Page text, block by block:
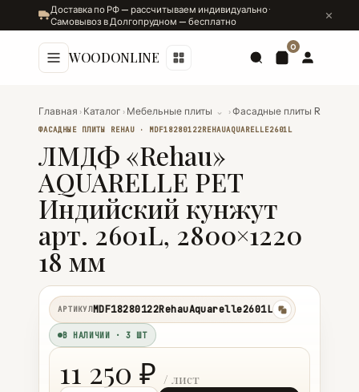
Доставка по РФ — рассчитываем индивидуально ·
Самовывоз в Долгопрудном — бесплатно
WOODONLINE
0
Главная › Каталог › Мебельные плиты ⌄ ›Фасадные плиты Rehau
ФАСАДНЫЕ ПЛИТЫ REHAU · MDF18280122REHAUAQUARELLE2601L
ЛМДФ «Rehau»
AQUARELLE PET
Индийский кунжут
арт. 2601L, 2800×1220
18 мм
АРТИКУЛMDF18280122RehauAquarelle2601L
копировать
В НАЛИЧИИ · 3 ШТ
11 250 ₽